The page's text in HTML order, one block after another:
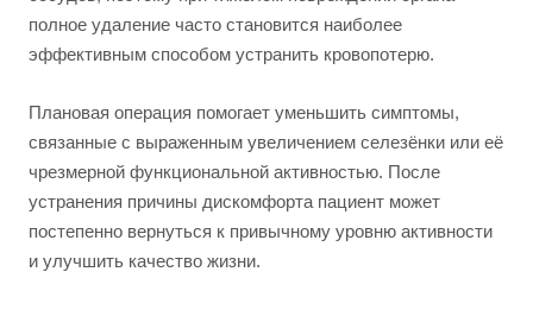
полное удаление часто становится наиболее
эффективным способом устранить кровопотерю.
Плановая операция помогает уменьшить симптомы,
связанные с выраженным увеличением селезёнки или её
чрезмерной функциональной активностью. После
устранения причины дискомфорта пациент может
постепенно вернуться к привычному уровню активности
и улучшить качество жизни.